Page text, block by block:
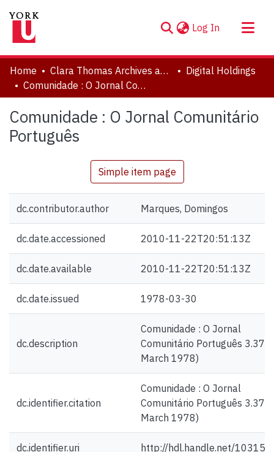
Log In (current)
About
Communities & Collections
Statistics
Home Clara Thomas Archives and Special Collections
Digital Holdings
Comunidade : O Jornal Comunitário Português
Comunidade : O Jornal Comunitário
Português
Simple item page
dc.contributor.author Marques, Domingos
dc.date.accessioned 2010-11-22T20:51:13Z
dc.date.available 2010-11-22T20:51:13Z
dc.date.issued 1978-03-30
dc.description
Comunidade : O Jornal
Comunitário Português 3.37
March 1978)
dc.identifier.citation
Comunidade : O Jornal
Comunitário Português 3.37
March 1978)
dc.identifier.uri http://hdl.handle.net/10315/